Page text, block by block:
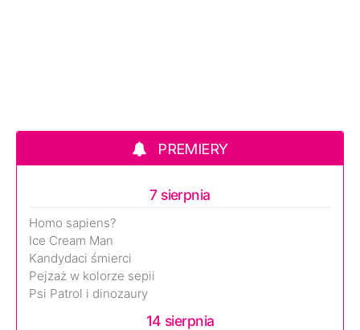
PREMIERY
7 sierpnia
Homo sapiens?
Ice Cream Man
Kandydaci śmierci
Pejzaż w kolorze sepii
Psi Patrol i dinozaury
14 sierpnia